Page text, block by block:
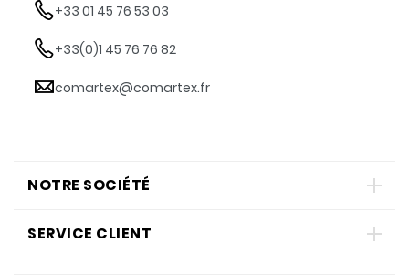
+33 01 45 76 53 03
+33(0)1 45 76 76 82
comartex@comartex.fr
NOTRE SOCIÉTÉ
SERVICE CLIENT